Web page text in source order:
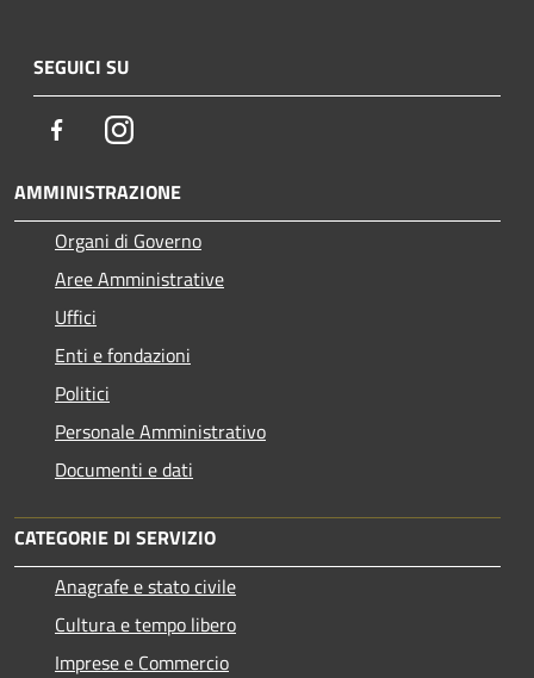
SEGUICI SU
FacebookInstagram
AMMINISTRAZIONE
Organi di Governo
Aree Amministrative
Uffici
Enti e fondazioni
Politici
Personale Amministrativo
Documenti e dati
CATEGORIE DI SERVIZIO
Anagrafe e stato civile
Cultura e tempo libero
Imprese e Commercio